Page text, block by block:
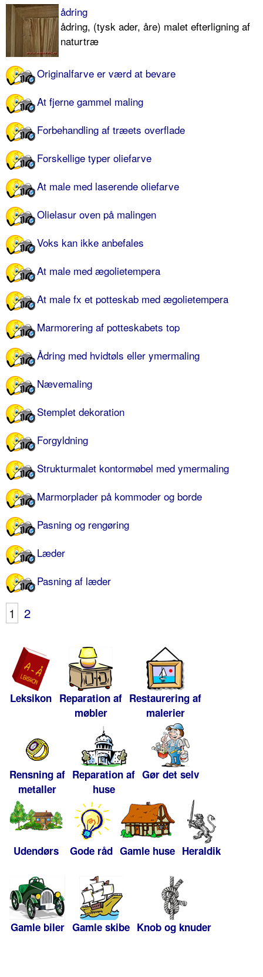
ådring
ådring, (tysk ader, åre) malet efterligning af
naturtræ
Originalfarve er værd at bevare
At fjerne gammel maling
Forbehandling af træets overflade
Forskellige typer oliefarve
At male med laserende oliefarve
Olielasur oven på malingen
Voks kan ikke anbefales
At male med ægolietempera
At male fx et potteskab med ægolietempera
Marmorering af potteskabets top
Ådring med hvidtøls eller ymermaling
Nævemaling
Stemplet dekoration
Forgyldning
Strukturmalet kontormøbel med ymermaling
Marmorplader på kommoder og borde
Pasning og rengøring
Læder
Pasning af læder
1 2
Leksikon Reparation af
møbler
Restaurering af
malerier
Rensning af
metaller
Reparation af
huse
Gør det selv
Udendørs Gode råd Gamle huse Heraldik
Gamle biler Gamle skibe Knob og knuder